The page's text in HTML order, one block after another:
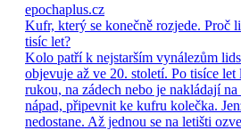
epochaplus.cz
Kufr, který se konečně rozjede. Proč
tisíc let?
Kolo patří k nejstarším vynálezům
objevuje až ve 20. století. Po tisíce
rukou, na zádech nebo je nakládají
nápad, připevnit ke kufru kolečka.
nedostane. Až jednou se na letišti